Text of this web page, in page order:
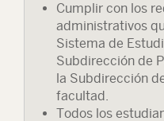
Cumplir con los
administrativos
Sistema de
Subdirección de
la Subdirección
facultad.
Todos los